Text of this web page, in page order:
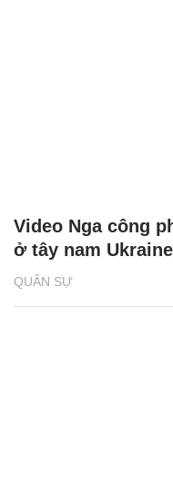
QUÂN SỰ
Video Nga công
ở tây nam Ukraine